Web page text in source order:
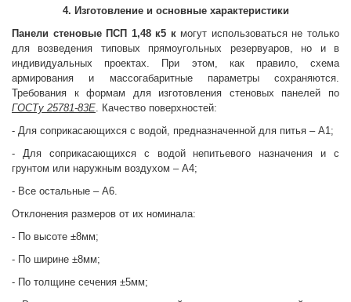
4. Изготовление и основные характеристики
Панели стеновые ПСП 1,48 к5 кмогут использоваться не только
для возведения типовых прямоугольных резервуаров, но и в
индивидуальных проектах. При этом, как правило, схема
армирования и массогабаритные параметры сохраняются.
Требования к формам для изготовления стеновых панелей по
ГОСТу 25781-83Е. Качество поверхностей:
- Для соприкасающихся с водой, предназначенной для питья – А1;
- Для соприкасающихся с водой непитьевого назначения и с
грунтом или наружным воздухом – А4;
- Все остальные – А6.
Отклонения размеров от их номинала:
- По высоте ±8мм;
- По ширине ±8мм;
- По толщине сечения ±5мм;